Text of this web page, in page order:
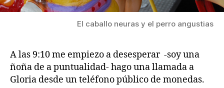
El caballo neuras y el perro angustias
A las 9:10 me empiezo a desesperar -soy una
ñoña de a puntualidad- hago una llamada a
Gloria desde un teléfono público de monedas.